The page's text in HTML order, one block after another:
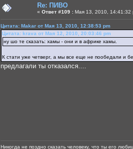
Re: ПИВО
« Ответ #109 : Мая 13, 2010, 14:41:32
Цитата: Makar от Мая 13, 2010, 12:38:53 pm
Цитата: krava от Мая 12, 2010, 20:03:46 pm
ну шо те сказать: хамы - они и в африке хамы.
К стати уже четверг, а мы все еще не пообедали и
предлагали ты отказался....
Никогда не поздно сказать человеку, что ты его